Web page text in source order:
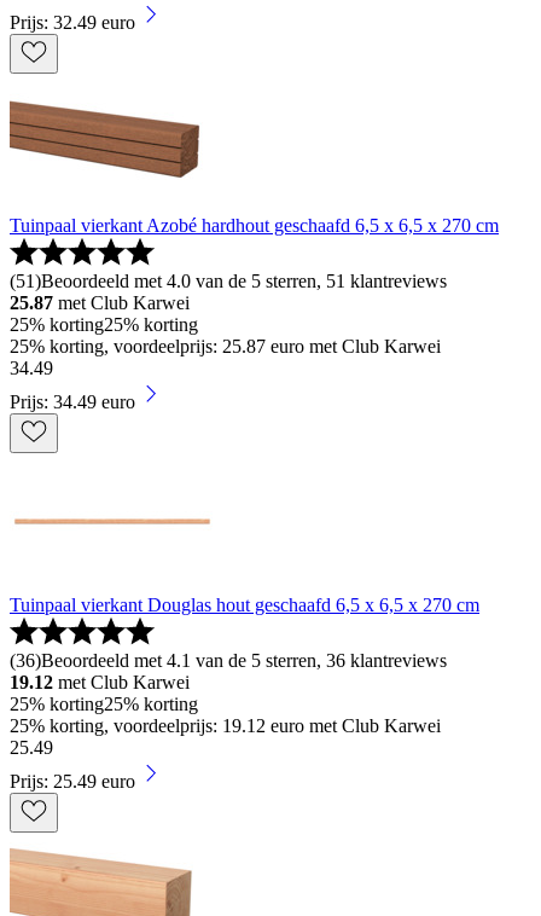
Prijs: 32.49 euro
Tuinpaal vierkant Azobé hardhout geschaafd 6,5 x 6,5 x 270 cm
(51)Beoordeeld met 4.0 van de 5 sterren, 51 klantreviews
25.87 met Club Karwei
25% korting25% korting
25% korting, voordeelprijs: 25.87 euro met Club Karwei
34.49
Prijs: 34.49 euro
Tuinpaal vierkant Douglas hout geschaafd 6,5 x 6,5 x 270 cm
(36)Beoordeeld met 4.1 van de 5 sterren, 36 klantreviews
19.12 met Club Karwei
25% korting25% korting
25% korting, voordeelprijs: 19.12 euro met Club Karwei
25.49
Prijs: 25.49 euro